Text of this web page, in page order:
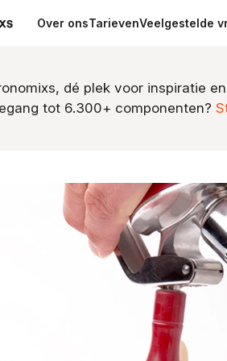
Over onsTarievenVeelgestelde
dé plek voor inspiratie
tot 6.300+ componenten?